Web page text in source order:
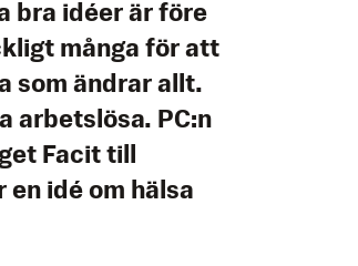
bra idéer är före
många för att
som ändrar allt.
arbetslösa. PC:n
Facit till
en idé om hälsa